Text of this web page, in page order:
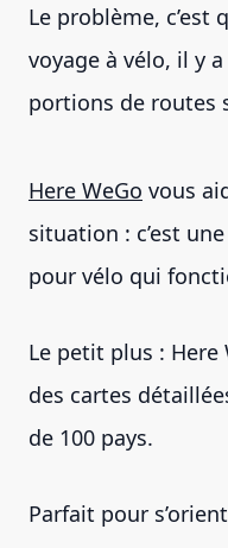
Le problème, c’est
voyage à vélo, il y
portions de routes
Here WeGo vous
situation : c’est
pour vélo qui
Le petit plus : Here
des cartes
de 100 pays.
Parfait pour